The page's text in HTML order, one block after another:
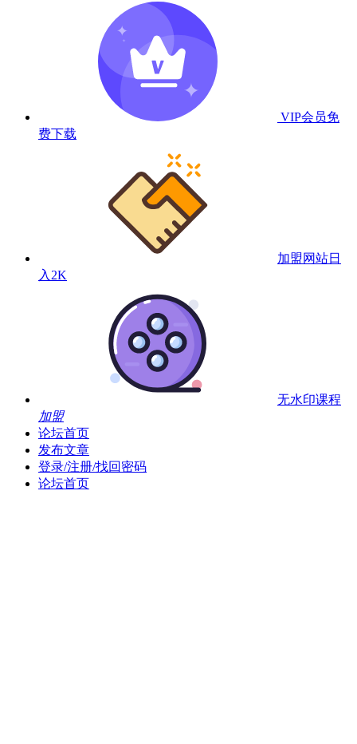
VIP会员免
费下载
加盟网站日
入2K
无水印课程
加盟
论坛首页
发布文章
登录/注册/找回密码
论坛首页